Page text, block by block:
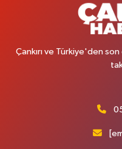
Çankırı ve Türkiye'den